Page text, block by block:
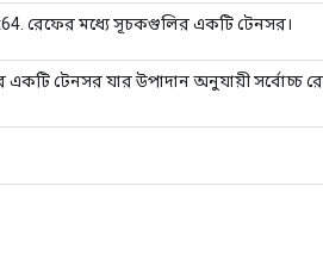
রেফের মধ্যে সূচকগুলির একটি টেনসর।
টেনসর যার উপাদান অনুযায়ী সর্বোচ্চ